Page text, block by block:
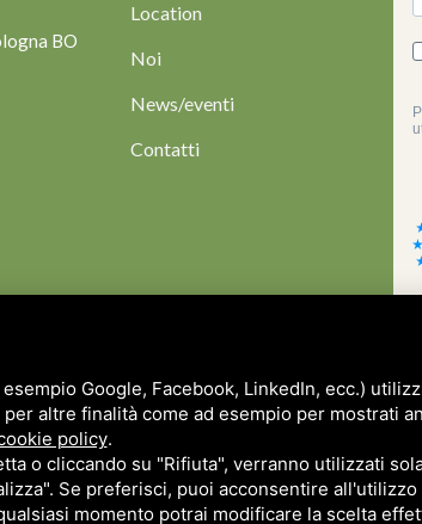
BO
Location
Noi
News/eventi
Contatti
Google, Facebook, LinkedIn, ecc.)
altre finalità come ad esempio per mostrati
policy.
o cliccando su "Rifiuta", verranno utilizzati
Se preferisci, puoi acconsentire
momento potrai modificare la scelta